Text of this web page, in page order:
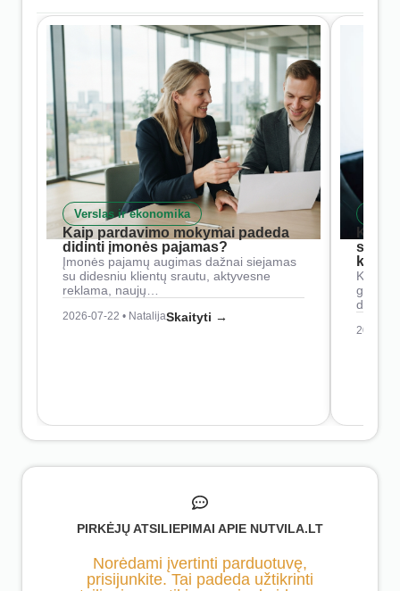
Verslas ir ekonomika
Kaip pardavimo mokymai padeda
didinti įmonės pajamas?
Įmonės pajamų augimas dažnai siejamas
su didesniu klientų srautu, aktyvesne
reklama, naujų…
2026-07-22 • NatalijaSkaityti →
Kaip
2026-
PIRKĖJŲ ATSILIEPIMAI APIE NUTVILA.LT
Norėdami įvertinti parduotuvę,
prisijunkite. Tai padeda užtikrinti